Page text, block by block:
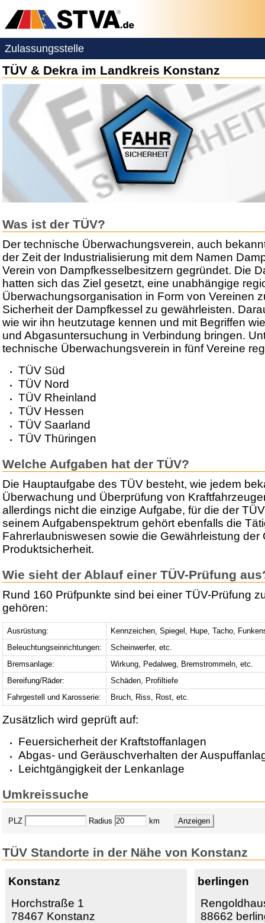
Zulassungsstelle
TÜV & Dekra im Landkreis Konstanz
Was ist der TÜV?
Der technische Überwachungsverein, auch
der Zeit der Industrialisierung mit dem Namen
Verein von Dampfkesselbesitzern gegründet. Die
hatten sich das Ziel gesetzt, eine unabhängige
Überwachungsorganisation in Form von Vereinen
Sicherheit der Dampfkessel zu gewährleisten.
wie wir ihn heutzutage kennen und mit Begriffen
und Abgasuntersuchung in Verbindung bringen.
technische Überwachungsverein in fünf Vereine
TÜV Süd
TÜV Nord
TÜV Rheinland
TÜV Hessen
TÜV Saarland
TÜV Thüringen
Welche Aufgaben hat der TÜV?
Die Hauptaufgabe des TÜV besteht, wie jedem
Überwachung und Überprüfung von
allerdings nicht die einzige Aufgabe, für die der
seinem Aufgabenspektrum gehört ebenfalls die
Fahrerlaubniswesen sowie die Gewährleistung der
Produktsicherheit.
Wie sieht der Ablauf einer TÜV-Prüfung
Rund 160 Prüfpunkte sind bei einer TÜV-Prüfung
gehören:
Ausrüstung:
Kennzeichen, Spiegel, Hupe, Tacho,
Beleuchtungseinrichtungen:
Scheinwerfer, etc.
Bremsanlage:
Wirkung, Pedalweg, Bremstrommeln, etc.
Bereifung/Räder:
Schäden, Profiltiefe
Fahrgestell und Karosserie:
Bruch, Riss, Rost, etc.
Zusätzlich wird geprüft auf:
Feuersicherheit der Kraftstoffanlagen
Abgas- und Geräuschverhalten der
Leichtgängigkeit der Lenkanlage
Umkreissuche
PLZ Radius km
TÜV Standorte in der Nähe von Konstanz
Konstanz
Horchstraße 1
78467 Konstanz
berlingen
88662